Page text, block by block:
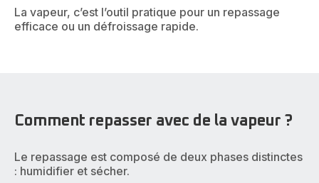
La vapeur, c’est l’outil pratique pour un repassage
efficace ou un défroissage rapide.
Comment repasser avec de la vapeur ?
Le repassage est composé de deux phases distinctes
: humidifier et sécher.